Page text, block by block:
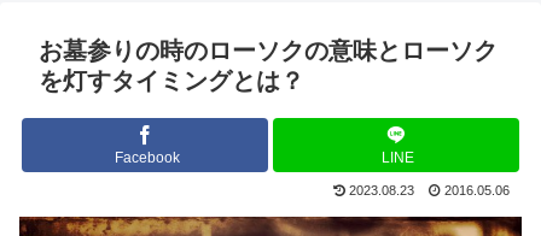
お墓参りの時のローソクの意味とローソク
を灯すタイミングとは？
Facebook LINE
2023.08.23 2016.05.06